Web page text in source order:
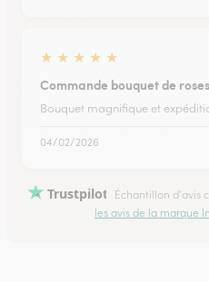
★ ★ ★ ★ ★
Commande bouquet de roses
Bouquet magnifique et
04/02/2026
Trustpilot Échantillon d'avis
les avis de la marque